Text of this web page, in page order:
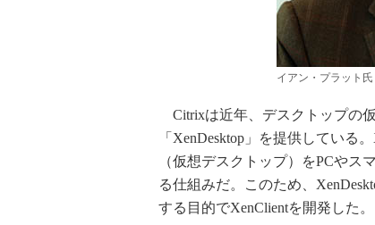
イアン・プラット氏
Citrixは近年、デスクトップの
「XenDesktop」を提供している
（仮想デスクトップ）をPCや
る仕組みだ。このため、
する目的でXenClientを開発した。